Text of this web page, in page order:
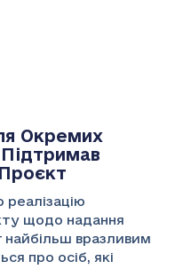
Окремих
реалізацію
щодо надання
найбільш вразливим
про осіб, які